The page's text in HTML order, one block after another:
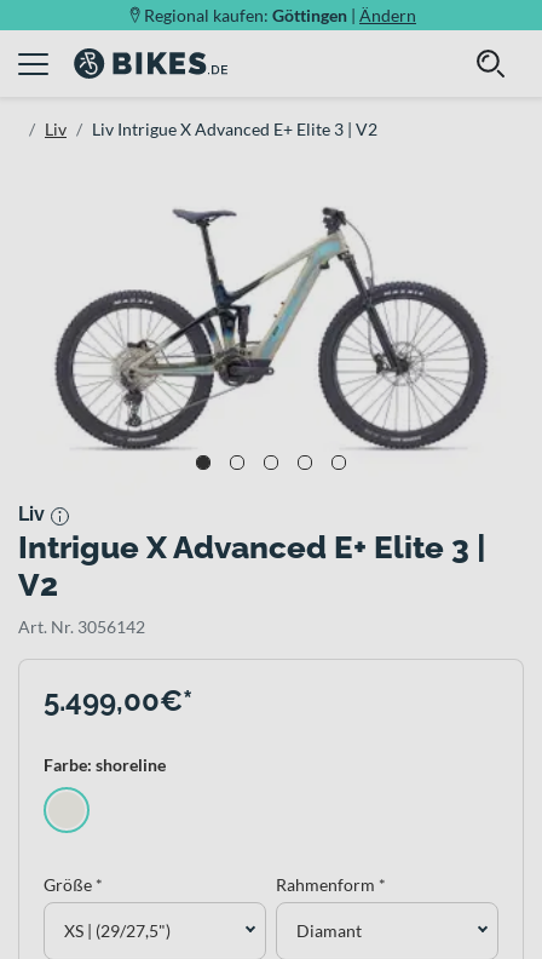
Regional kaufen: Göttingen | Ändern
Liv Liv Intrigue X Advanced E+ Elite 3 | V2
Liv
Intrigue X Advanced E+ Elite 3 |
V2
Art. Nr. 3056142
5.499,00€*
Farbe: shoreline
Größe *
XS | (29/27,5")
Rahmenform *
Diamant